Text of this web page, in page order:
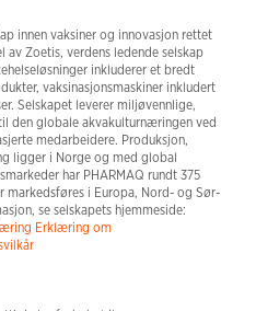
innen vaksiner og innovasjon rettet
Zoetis, verdens ledende selskap
inkluderer et bredt
vaksinasjonsmaskiner inkludert
Selskapet leverer miljøvennlige,
den globale akvakulturnæringen ved
medarbeidere. Produksjon,
ligger i Norge og med global
har PHARMAQ rundt 375
markedsføres i Europa, Nord- og Sør-
se selskapets hjemmeside:
Erklæring om